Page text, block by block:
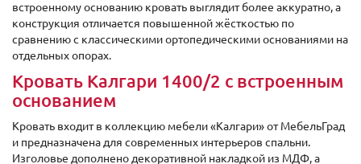
встроенному основанию кровать выглядит более аккуратно, а
конструкция отличается повышенной жёсткостью по
сравнению с классическими ортопедическими основаниями на
отдельных опорах.
Кровать Калгари 1400/2 с встроенным
основанием
Кровать входит в коллекцию мебели «Калгари» от МебельГрад
и предназначена для современных интерьеров спальни.
Изголовье дополнено декоративной накладкой из МДФ, а